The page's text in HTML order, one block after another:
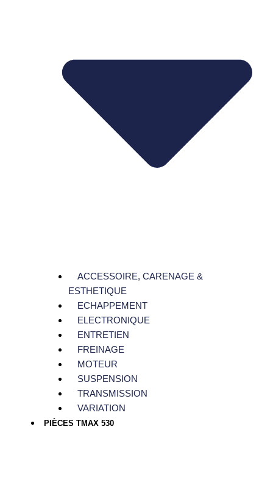
ACCESSOIRE, CARENAGE &
ESTHETIQUE
ECHAPPEMENT
ELECTRONIQUE
ENTRETIEN
FREINAGE
MOTEUR
SUSPENSION
TRANSMISSION
VARIATION
PIÈCES TMAX 530